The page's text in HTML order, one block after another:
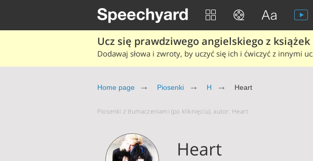
Ucz się prawdziwego angielskiego z
Dodawaj słowa i zwroty, by uczyć się ich i ćwiczyć z innymi
Home page Piosenki H Heart
Piosenki z tłumaczeniami (po kliknięciu), autor: Heart
Heart